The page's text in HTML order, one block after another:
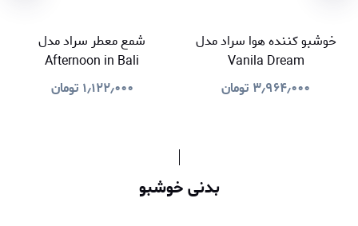
خوشبو کننده هوا سراد مدل
Vanila Dream
۳٫۹۶۴٫۰۰۰ تومان
شمع معطر سراد مدل
Afternoon in Bali
۱٫۱۲۲٫۰۰۰ تومان
بدنی خوشبو